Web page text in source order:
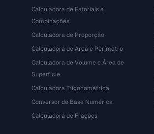
Calculadora de Fatoriais e
Combinações
Calculadora de Proporção
Calculadora de Área e Perímetro
Calculadora de Volume e Área de
Superfície
Calculadora Trigonométrica
Conversor de Base Numérica
Calculadora de Frações